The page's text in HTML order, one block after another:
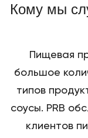
Кому мы
Пищевая
большое
типов
соусы. PRB
клиентов